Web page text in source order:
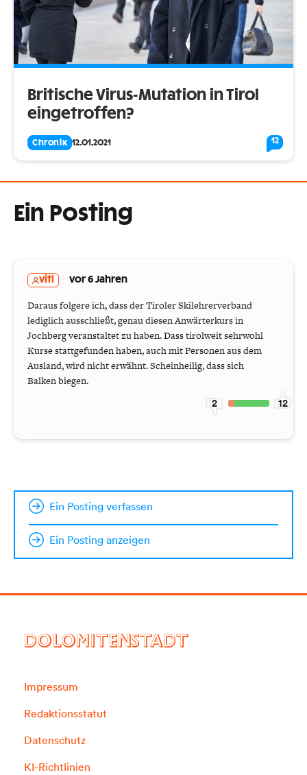
Britische Virus-Mutation in Tirol
eingetroffen?
Chronik 12.01.2021 12
Ein Posting
vitl vor 6 Jahren
Daraus folgere ich, dass der Tiroler Skilehrerverband
lediglich ausschließt, genau diesen Anwärterkurs in
Jochberg veranstaltet zu haben. Dass tirolweit sehrwohl
Kurse stattgefunden haben, auch mit Personen aus dem
Ausland, wird nicht erwähnt. Scheinheilig, dass sich
Balken biegen.
2 12
Ein Posting verfassen
Ein Posting anzeigen
DOLOMITENSTADT
Impressum
Redaktionsstatut
Datenschutz
KI-Richtlinien